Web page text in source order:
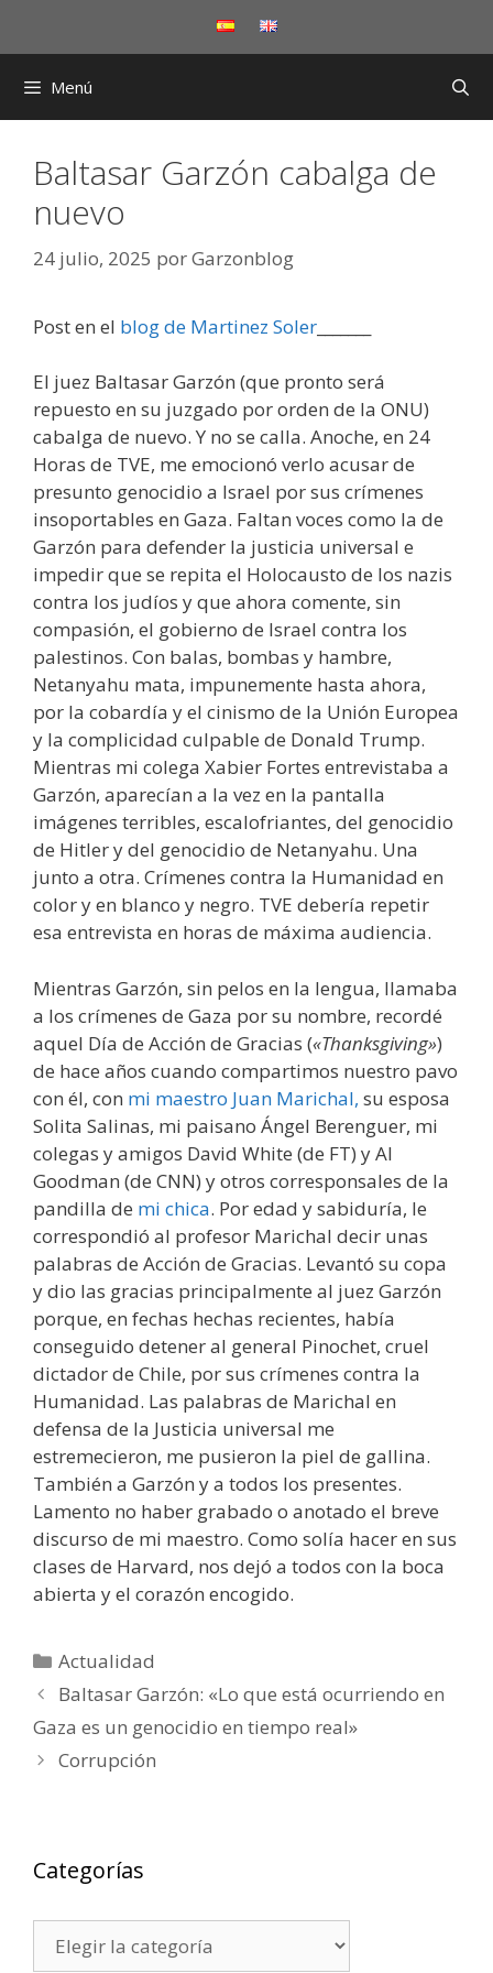
Menú
Baltasar Garzón cabalga de
nuevo
24 julio, 2025 porGarzonblog
Post en el blog de Martinez Soler
El juez Baltasar Garzón (que pronto será
repuesto en su juzgado por orden de la ONU)
cabalga de nuevo. Y no se calla. Anoche, en 24
Horas de TVE, me emocionó verlo acusar de
presunto genocidio a Israel por sus crímenes
insoportables en Gaza. Faltan voces como la de
Garzón para defender la justicia universal e
impedir que se repita el Holocausto de los nazis
contra los judíos y que ahora comente, sin
compasión, el gobierno de Israel contra los
palestinos. Con balas, bombas y hambre,
Netanyahu mata, impunemente hasta ahora,
por la cobardía y el cinismo de la Unión Europea
y la complicidad culpable de Donald Trump.
Mientras mi colega Xabier Fortes entrevistaba a
Garzón, aparecían a la vez en la pantalla
imágenes terribles, escalofriantes, del genocidio
de Hitler y del genocidio de Netanyahu. Una
junto a otra. Crímenes contra la Humanidad en
color y en blanco y negro. TVE debería repetir
esa entrevista en horas de máxima audiencia.
Mientras Garzón, sin pelos en la lengua, llamaba
a los crímenes de Gaza por su nombre, recordé
aquel Día de Acción de Gracias («Thanksgiving»)
de hace años cuando compartimos nuestro pavo
con él, con mi maestro Juan Marichal, su esposa
Solita Salinas, mi paisano Ángel Berenguer, mi
colegas y amigos David White (de FT) y Al
Goodman (de CNN) y otros corresponsales de la
pandilla de mi chica. Por edad y sabiduría, le
correspondió al profesor Marichal decir unas
palabras de Acción de Gracias. Levantó su copa
y dio las gracias principalmente al juez Garzón
porque, en fechas hechas recientes, había
conseguido detener al general Pinochet, cruel
dictador de Chile, por sus crímenes contra la
Humanidad. Las palabras de Marichal en
defensa de la Justicia universal me
estremecieron, me pusieron la piel de gallina.
También a Garzón y a todos los presentes.
Lamento no haber grabado o anotado el breve
discurso de mi maestro. Como solía hacer en sus
clases de Harvard, nos dejó a todos con la boca
abierta y el corazón encogido.
Categorías
Actualidad
Baltasar Garzón: «Lo que está ocurriendo en
Gaza es un genocidio en tiempo real»
Corrupción
Categorías